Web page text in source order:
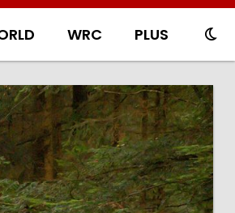
WRC PLUS